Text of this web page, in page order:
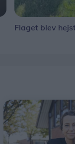
Flaget blev